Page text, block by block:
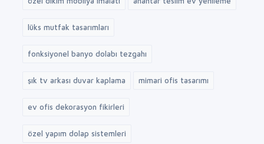
lüks mutfak tasarımları
fonksiyonel banyo dolabı tezgahı
şık tv arkası duvar kaplama mimari ofis tasarımı
ev ofis dekorasyon fikirleri
özel yapım dolap sistemleri